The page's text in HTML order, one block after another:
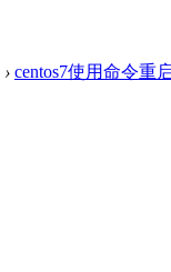
› centos7使用命令重